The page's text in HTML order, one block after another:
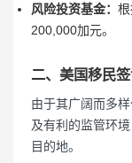
风险投资基金：
200,000加元。
二、美国移民
由于其广阔而多
及有利的监管环
目的地。